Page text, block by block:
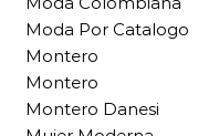
Moda Por Catalogo
Montero
Montero
Montero Danesi